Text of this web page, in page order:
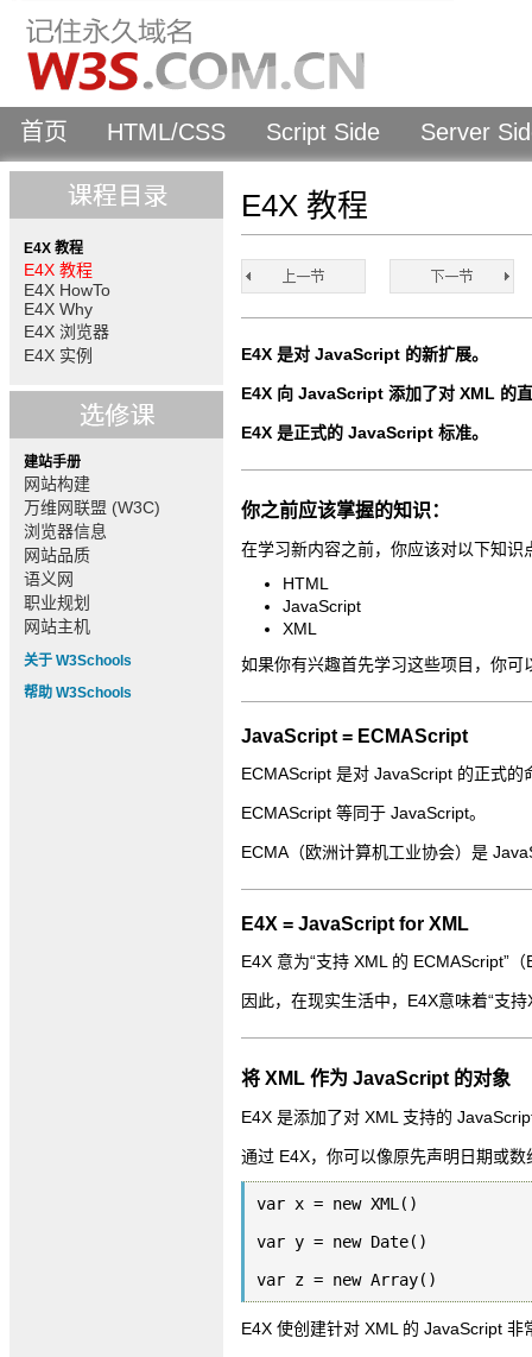
首页 HTML/CSS Script Side Server
E4X 教程
E4X 教程
E4X HowTo
E4X Why
E4X 浏览器
E4X 实例
建站手册
网站构建
万维网联盟 (W3C)
浏览器信息
网站品质
语义网
职业规划
网站主机
关于 W3Schools
帮助 W3Schools
E4X 教程
E4X 是对 JavaScript 的新扩展。
E4X 向 JavaScript 添加了对 XML 的
E4X 是正式的 JavaScript 标准。
你之前应该掌握的知识：
在学习新内容之前，你应该对以下知识
HTML
JavaScript
XML
如果你有兴趣首先学习这些项目，你可
JavaScript = ECMAScript
ECMAScript 是对 JavaScript 的正式的
ECMAScript 等同于 JavaScript。
ECMA（欧洲计算机工业协会）是
E4X = JavaScript for XML
E4X 意为“支持 XML 的 ECMAScript”
因此，在现实生活中，E4X意味着“支
将 XML 作为 JavaScript 的对象
E4X 是添加了对 XML 支持的
通过 E4X，你可以像原先声明日期或
var x = new XML()
var y = new Date()
E4X 使创建针对 XML 的 JavaScript 非